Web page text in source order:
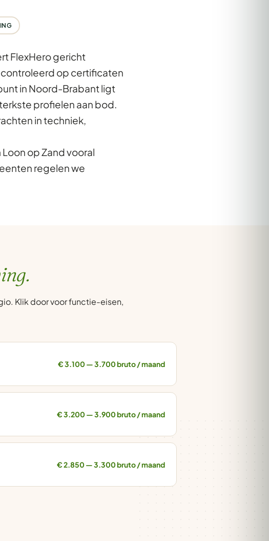
FlexHero gericht
op certificaten
in Noord-Brabant ligt
profielen aan bod.
in techniek,
op Zand vooral
regelen we
Klik door voor functie-eisen,
€ 3.100 — 3.700 bruto / maand
€ 3.200 — 3.900 bruto / maand
€ 2.850 — 3.300 bruto / maand